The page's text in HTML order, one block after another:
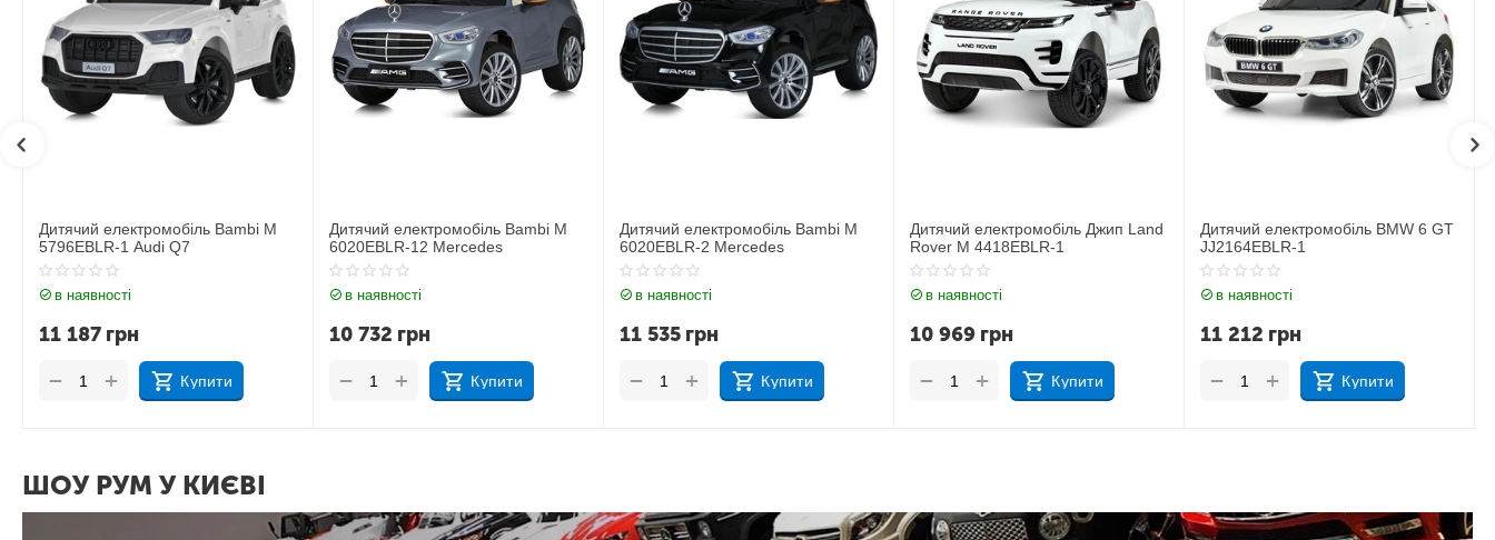
Дитячий електромобіль Bambi M
6020EBLR-12 Mercedes
в наявності
10 732грн
Купити
+
−
Дитячий електромобіль Bambi M
6020EBLR-2 Mercedes
в наявності
11 535 грн
Купити
+
−
Дитячий електромобіль Джип Land
Rover M 4418EBLR-1
в наявності
10 969 грн
Купити
+
−
Дитячий електромобіль BMW 6 GT
JJ2164EBLR-1
в наявності
11 212 грн
Купити
+
−
Дитячий електромобіль Джип BMW
X6M JJ2199EBLR-1
в наявності
17 183 грн
Купити
+
−
ШОУ РУМ У КИЄВІ